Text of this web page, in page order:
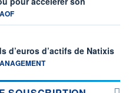
fournie par
AOF
d’euros d’actifs de Natixis